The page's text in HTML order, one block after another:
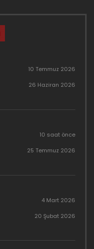
10 Temmuz 2026
26 Haziran 2026
10 saat önce
25 Temmuz 2026
4 Mart 2026
20 Şubat 2026